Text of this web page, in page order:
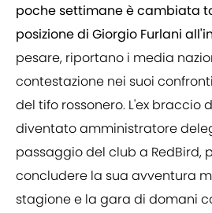
poche settimane è cambiata
posizione di Giorgio Furlani
pesare, riportano i media
contestazione nei suoi
del tifo rossonero. L'ex braccio
diventato amministratore
passaggio del club a RedBird,
concludere la sua avventura
stagione e la gara di domani